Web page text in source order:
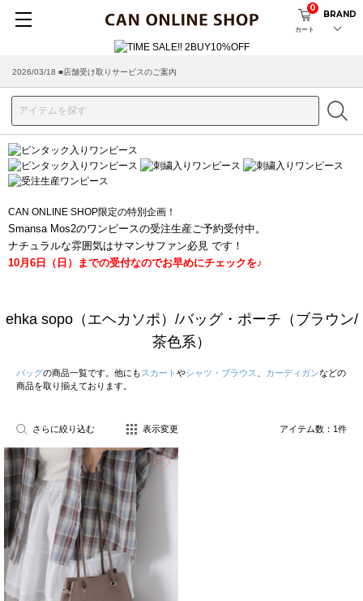
カート
0
BRAND
2026/03/18 ■店舗受け取りサービスのご案内
CAN ONLINE SHOP限定の特別企画！
Smansa Mos2のワンピースの受注生産ご予約受付中。
ナチュラルな雰囲気はサマンサファン必見 です！
10月6日（日）までの受付なのでお早めにチェックを♪
ehka sopo（エヘカソポ）/バッグ・ポーチ（ブラウン/
茶色系）
バッグの商品一覧です。他にも スカート やシャツ・ブラウス カーディガンなどの
商品を取り揃えております。
さらに絞り込む 表示変更 アイテム数： 1件
お気に入り